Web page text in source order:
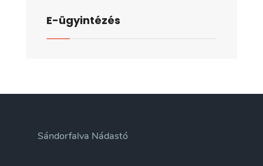
E-ügyintézés
Sándorfalva Nádastó